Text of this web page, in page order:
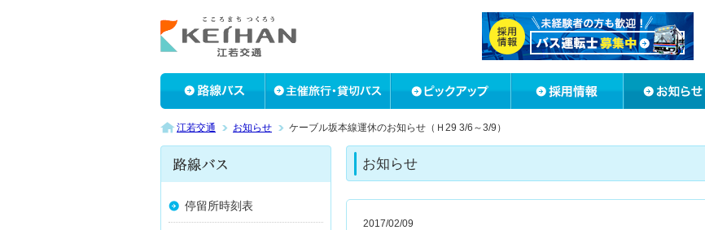
江若交通 お知らせ ケーブル坂本線運休のお知らせ（Ｈ29 3/6～3/9）
停留所時刻表
お知らせ
2017/02/09